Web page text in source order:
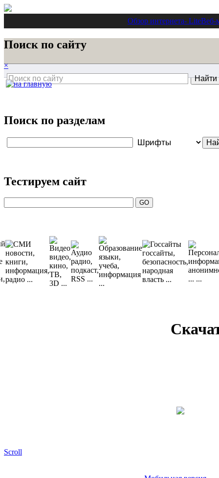
Обзор интернета- LiteВеб-
Поиск по сайту
×
Поиск по разделам
Тестируем сайт
Scroll